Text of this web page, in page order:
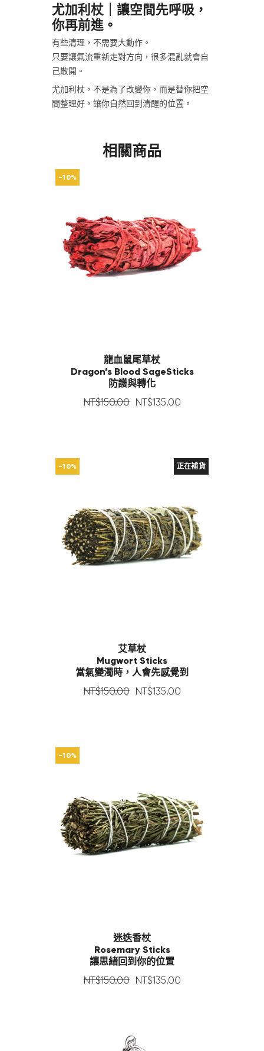
尤加利杖｜讓空間先呼吸，
你再前進。
有些清理，不需要大動作。
只要讓氣流重新走對方向，很多混亂就會自
己散開。
尤加利杖，不是為了改變你，而是替你把空
間整理好，讓你自然回到清醒的位置。
相關商品
-10%
龍血鼠尾草杖
Dragon’s Blood SageSticks
防護與轉化
NT$150.00 NT$135.00
正在補貨
-10%
艾草杖
Mugwort Sticks
當氣變濁時，人會先感覺到
NT$150.00 NT$135.00
-10%
迷迭香杖
Rosemary Sticks
讓思緒回到你的位置
NT$150.00 NT$135.00